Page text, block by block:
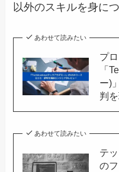
以外のスキルを身に
あわせて読みたい
プ
「
ー)
判
あわせて読みたい
テ
の